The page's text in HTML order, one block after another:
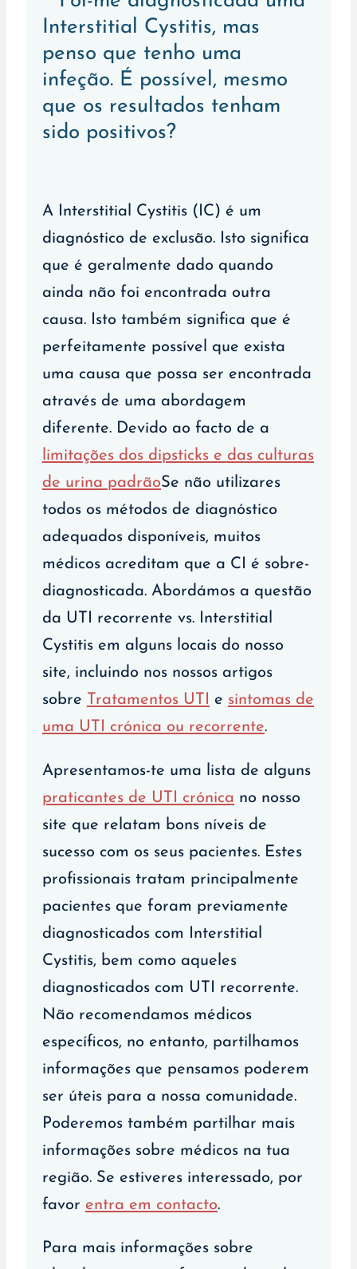
Interstitial Cystitis, mas
penso que tenho uma
infeção. É possível, mesmo
que os resultados tenham
sido positivos?
A Interstitial Cystitis (IC) é um
diagnóstico de exclusão. Isto significa
que é geralmente dado quando
ainda não foi encontrada outra
causa. Isto também significa que é
perfeitamente possível que exista
uma causa que possa ser encontrada
através de uma abordagem
diferente. Devido ao facto de a
limitações dos dipsticks e das culturas
de urina padrãoSe não utilizares
todos os métodos de diagnóstico
adequados disponíveis, muitos
médicos acreditam que a CI é sobre-
diagnosticada. Abordámos a questão
da UTI recorrente vs. Interstitial
Cystitis em alguns locais do nosso
site, incluindo nos nossos artigos
sobre Tratamentos UTI e sintomas de
uma UTI crónica ou recorrente.
Apresentamos-te uma lista de alguns
praticantes de UTI crónica no nosso
site que relatam bons níveis de
sucesso com os seus pacientes. Estes
profissionais tratam principalmente
pacientes que foram previamente
diagnosticados com Interstitial
Cystitis, bem como aqueles
diagnosticados com UTI recorrente.
Não recomendamos médicos
específicos, no entanto, partilhamos
informações que pensamos poderem
ser úteis para a nossa comunidade.
Poderemos também partilhar mais
informações sobre médicos na tua
região. Se estiveres interessado, por
favor entra em contacto.
Para mais informações sobre